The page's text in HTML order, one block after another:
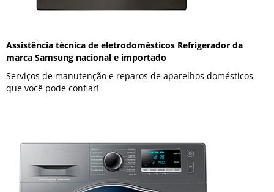
Assistência técnica de eletrodomésticos Refrigerador da
marca Samsung nacional e importado
Serviços de manutenção e reparos de aparelhos domésticos
que você pode confiar!